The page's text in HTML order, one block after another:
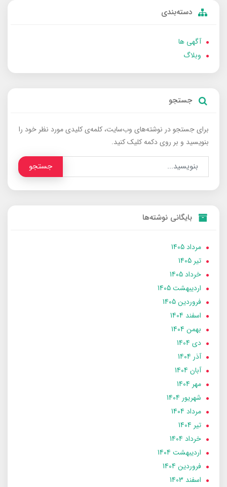
دسته‌بندی
آگهی ها
وبلاگ
جستجو
برای جستجو در نوشته‌های وب‌سایت، کلمه‌ی کلیدی مورد نظر خود را
بنویسید و بر روی دکمه کلیک کنید.
جستجو
بایگانی نوشته‌ها
مرداد 1405
تير 1405
خرداد 1405
ارديبهشت 1405
فروردین 1405
اسفند 1404
بهمن 1404
دی 1404
آذر 1404
آبان 1404
مهر 1404
شهریور 1404
مرداد 1404
تير 1404
خرداد 1404
ارديبهشت 1404
فروردین 1404
اسفند 1403